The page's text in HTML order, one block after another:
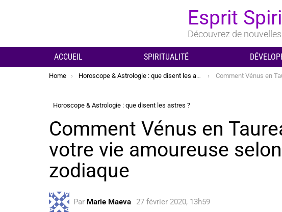
Esprit
Découvrez de
ACCUEIL SPIRITUALITÉ
You are here:
Home Horoscope & Astrologie : que disent les astres ? Comment Vénus en Taureau influencera votre
Horoscope & Astrologie : que disent les astres ?
Comment Vénus en
votre vie amoureuse
zodiaque
Par Marie Maeva 27 février 2020, 13h59